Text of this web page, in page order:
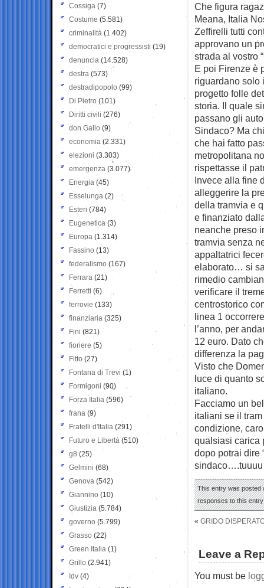
Che figura
Meana, Italia
Zeffirelli tutti
approvano un
strada al vostro
E poi Firenze è
riguardano solo
progetto folle
storia. Il quale
passano gli
Sindaco? Ma
che hai fatto
metropolitana
rispettasse il
Invece alla fine
alleggerire la
della tramvia e
e finanziato
neanche preso
tramvia senza
appaltatrici
elaborato… si
rimedio
verificare il
centrostorico
linea 1
l’anno, per
12 euro. Dato
differenza la
Visto che
luce di quanto
italiano.
Facciamo un
italiani se il
condizione,
qualsiasi
dopo potrai dire
sindaco….tuuuu
This entry was posted
responses to this
« GRIDO
Leave a
You must be
Cossiga (7)
Costume (5.581)
criminalità (1.402)
democratici e progressisti (19)
denuncia (14.528)
destra (573)
destradipopolo (99)
Di Pietro (101)
Diritti civili (276)
don Gallo (9)
economia (2.331)
elezioni (3.303)
emergenza (3.077)
Energia (45)
Esselunga (2)
Esteri (784)
Eugenetica (3)
Europa (1.314)
Fassino (13)
federalismo (167)
Ferrara (21)
Ferretti (6)
ferrovie (133)
finanziaria (325)
Fini (821)
fioriere (5)
Fitto (27)
Fontana di Trevi (1)
Formigoni (90)
Forza Italia (596)
frana (9)
Fratelli d'Italia (291)
Futuro e Libertà (510)
g8 (25)
Gelmini (68)
Genova (542)
Giannino (10)
Giustizia (5.784)
governo (5.799)
Grasso (22)
Green Italia (1)
Grillo (2.941)
Idv (4)